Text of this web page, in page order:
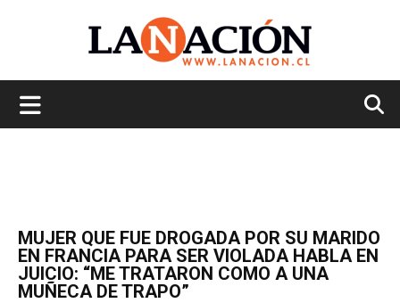
MUJER QUE FUE DROGADA POR SU MARIDO
EN FRANCIA PARA SER VIOLADA HABLA EN
JUICIO: “ME TRATARON COMO A UNA
MUÑECA DE TRAPO”